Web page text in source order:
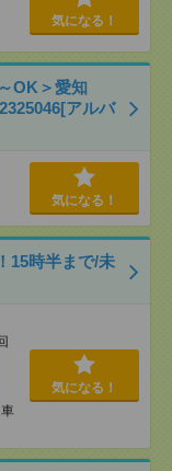
気になる！
OK＞愛知
アルバ
気になる！
15時半まで/未
気になる！